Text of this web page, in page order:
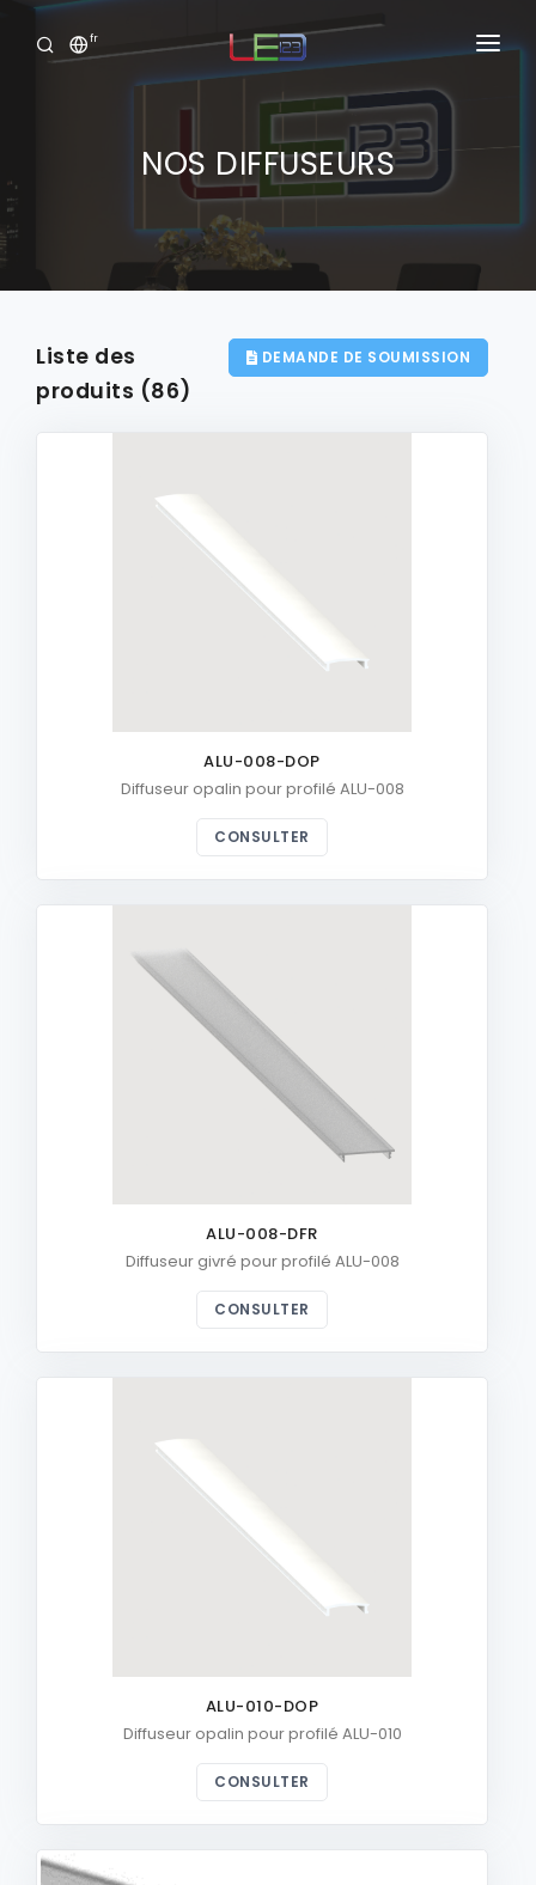
fr
Clide
NOS DIFFUSEURS
DEMANDE DE SOUMISSION
Liste des
produits (86)
ALU-008-DOP
Diffuseur opalin pour profilé ALU-008
CONSULTER
ALU-008-DFR
Diffuseur givré pour profilé ALU-008
CONSULTER
ALU-010-DOP
Diffuseur opalin pour profilé ALU-010
CONSULTER